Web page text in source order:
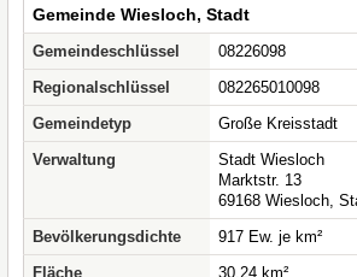
Gemeinde Wiesloch, Stadt
Gemeindeschlüssel
08226098
Regionalschlüssel
082265010098
Gemeindetyp
Große Kreisstadt
Verwaltung
Stadt Wiesloch
Marktstr. 13
69168 Wiesloch,
Bevölkerungsdichte
917 Ew. je km²
Fläche
30,24 km²